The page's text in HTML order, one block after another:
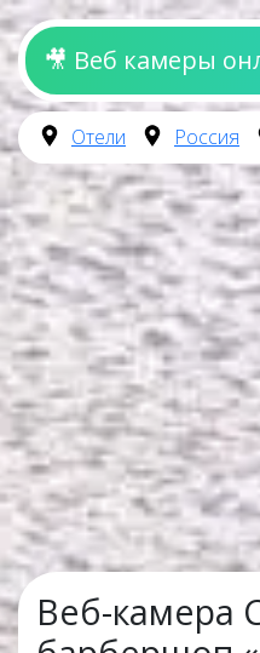
🎥 Веб камеры
Отели Россия
Веб-камера